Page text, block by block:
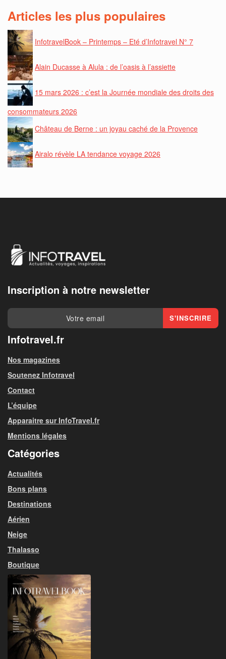
Articles les plus populaires
InfotravelBook – Printemps – Eté d’Infotravel N° 7
Alain Ducasse à Alula : de l’oasis à l’assiette
15 mars 2026 : c’est la Journée mondiale des droits des
consommateurs 2026
Château de Berne : un joyau caché de la Provence
Airalo révèle LA tendance voyage 2026
Inscription à notre newsletter
Infotravel.fr
Nos magazines
Soutenez Infotravel
Contact
L’équipe
Apparaitre sur InfoTravel.fr
Mentions légales
Catégories
Actualités
Bons plans
Destinations
Aérien
Neige
Thalasso
Boutique